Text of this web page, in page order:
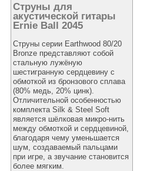
Струны для
акустической гитары
Ernie Ball 2045
Струны серии Earthwood 80/20
Bronze представляют собой
стальную лужёную
шестигранную сердцевину с
обмоткой из бронзового сплава
(80% медь, 20% цинк).
Отличительной особенностью
комплекта Silk & Steel Soft
является шёлковая микро-нить
между обмоткой и сердцевиной,
благодаря чему уменьшается
шум, создаваемый пальцами
при игре, а звучание становится
более мягким.